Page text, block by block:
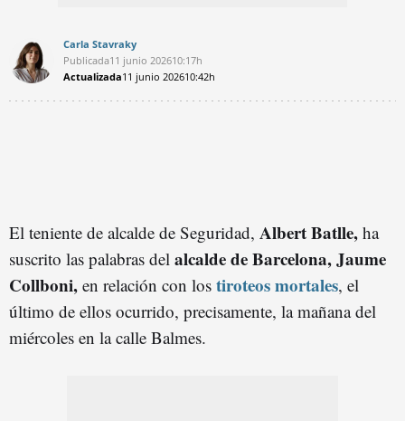
Carla Stavraky
Publicada11 junio 202610:17h
Actualizada11 junio 202610:42h
El teniente de alcalde de Seguridad, Albert Batlle, ha
suscrito las palabras del alcalde de Barcelona, Jaume
Collboni, en relación con los tiroteos mortales, el
último de ellos ocurrido, precisamente, la mañana del
miércoles en la calle Balmes.